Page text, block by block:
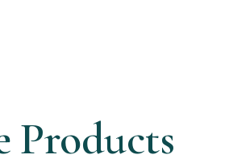
Products